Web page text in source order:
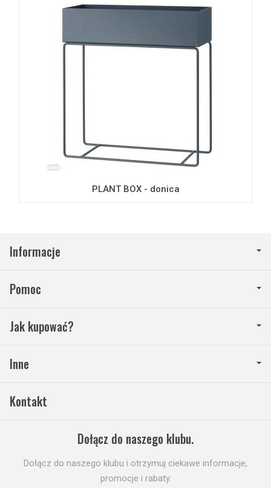
PLANT BOX - donica
Informacje
Pomoc
Jak kupować?
Inne
Kontakt
Dołącz do naszego klubu.
Dołącz do naszego klubu i otrzymuj ciekawe informacje,
promocje i rabaty.